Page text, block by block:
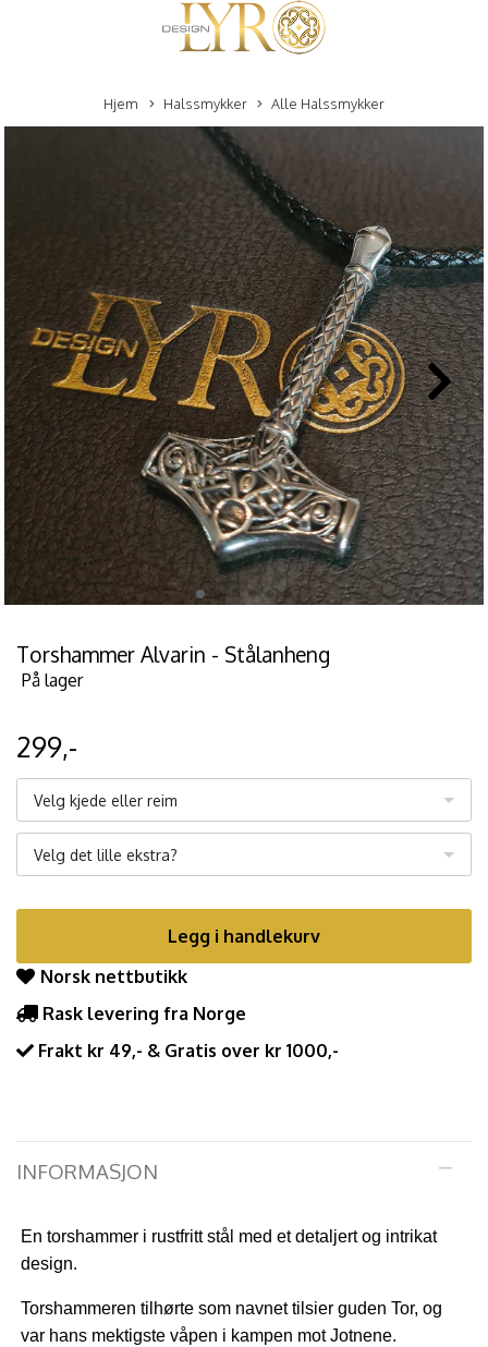
Hjem Halssmykker Alle Halssmykker
Torshammer Alvarin - Stålanheng
På lager
299,-
Velg kjede eller reim
Velg det lille ekstra?
Legg i handlekurv
Norsk nettbutikk
Rask levering fra Norge
Frakt kr 49,- & Gratis over kr 1000,-
INFORMASJON
En torshammer i rustfritt stål med et detaljert og intrikat
design.
Torshammeren tilhørte som navnet tilsier guden Tor, og
var hans mektigste våpen i kampen mot Jotnene.